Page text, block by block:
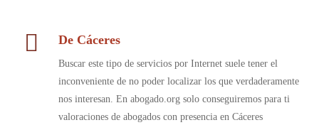
De Cáceres
Buscar este tipo de servicios por Internet suele tener el
inconveniente de no poder localizar los que verdaderamente
nos interesan. En abogado.org solo conseguiremos para ti
valoraciones de abogados con presencia en Cáceres